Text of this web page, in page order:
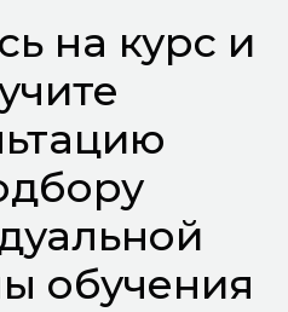
на курс и
обучения